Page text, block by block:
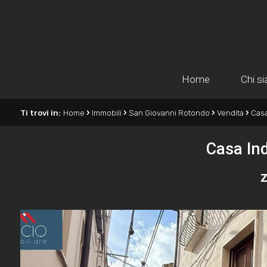
Home Chi
Ti trovi in: Home › Immobili › San Giovanni Rotondo › Vendita ›
Casa